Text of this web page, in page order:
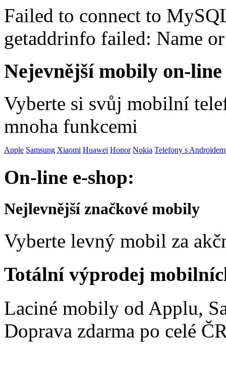
Failed to connect to
getaddrinfo failed: Name
Nejevnější mobily on-
Vyberte si svůj mobilní
mnoha funkcemi
Apple Samsung Xiaomi Huawei Honor Nokia Telefony s Androidem
On-line e-shop:
Nejlevnější značkové mobily
Vyberte levný mobil za
Totální výprodej
Laciné mobily od Applu,
Doprava zdarma po celé